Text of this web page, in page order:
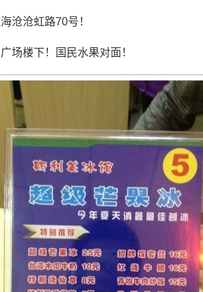
沧沧虹路70号！
场楼下！国民水果对面！